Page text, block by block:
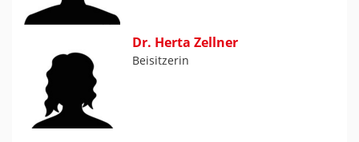
Dr. Herta Zellner
Beisitzerin